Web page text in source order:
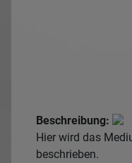
Beschreibung:
Hier wird das
beschrieben.